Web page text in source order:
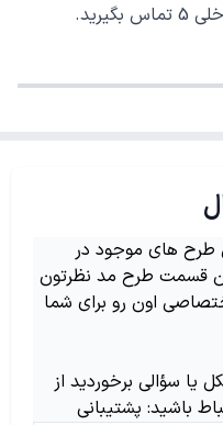
طرح های موجود در
قسمت طرح مد نظرتون
اون رو برای شما
یا سؤالی برخوردید از
باشید: پشتیبانی